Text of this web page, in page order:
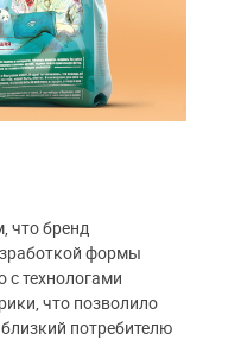
что бренд
формы
с технологами
что позволило
потребителю